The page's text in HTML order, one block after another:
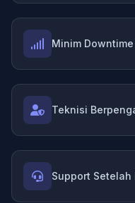
Minim Downtime
Teknisi
Support Setelah